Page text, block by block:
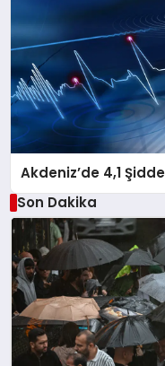
Akdeniz’de 4,1
Son Dakika